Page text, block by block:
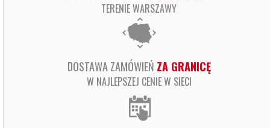
TERENIE WARSZAWY
DOSTAWA ZAMÓWIEŃ ZA GRANICĘ
W NAJLEPSZEJ CENIE W SIECI